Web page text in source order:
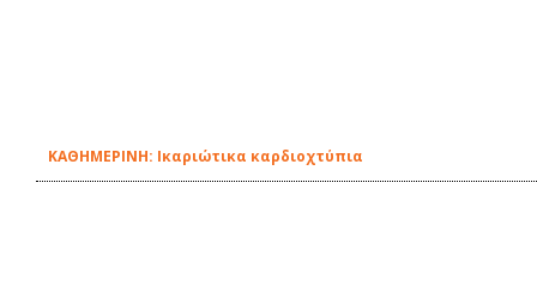
ΚΑΘΗΜΕΡΙΝΗ: Ικαριώτικα καρδιοχτύπια